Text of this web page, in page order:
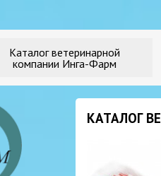
Каталог ветеринарной
компании Инга-Фарм
КАТАЛОГ